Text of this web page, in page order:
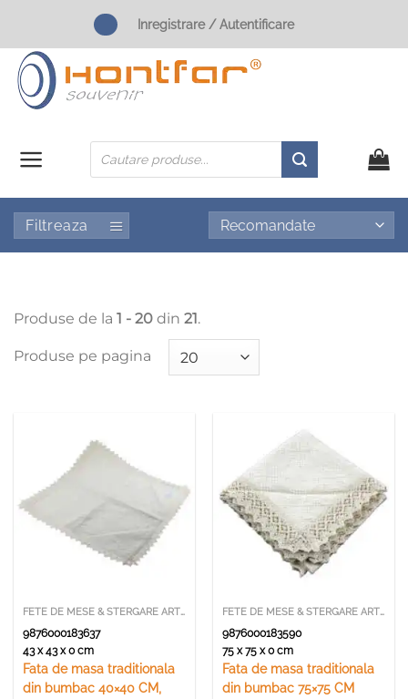
content
Inregistrare / Autentificare
Products
search
Filtreaza
Produse de la 1 - 20 din 21.
Produse pe pagina
FETE DE MESE & STERGARE ARTIZANALE
9876000183637
43 x 43 x 0 cm
Fata de masa traditionala
din bumbac 40×40 CM,
FETE DE MESE & STERGARE ARTIZANALE
9876000183590
75 x 75 x 0 cm
Fata de masa traditionala
din bumbac 75×75 CM